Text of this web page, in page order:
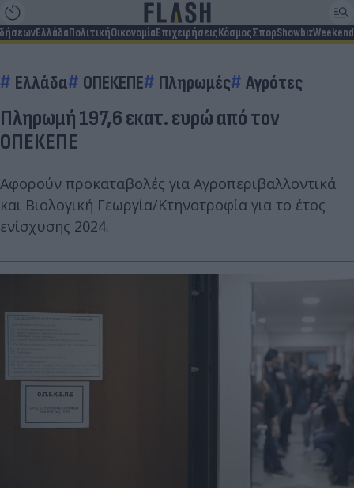
ΕλλάδαΠολιτικήΟικονομίαΕπιχειρήσειςΚόσμοςΣπορShowbizWeekend
Ελλάδα ΟΠΕΚΕΠΕ Πληρωμές Αγρότες
Πληρωμή 197,6 εκατ. ευρώ από τον
ΟΠΕΚΕΠΕ
Αφορούν προκαταβολές για Αγροπεριβαλλοντικά
και Βιολογική Γεωργία/Κτηνοτροφία για το έτος
ενίσχυσης 2024.